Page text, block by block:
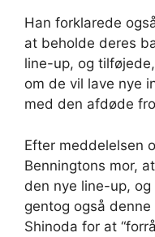
Han forklarede
at beholde deres
line-up, og
om de vil lave nye
med den afdøde
Efter meddelelsen
Benningtons mor,
den nye line-up,
gentog også
Shinoda for at